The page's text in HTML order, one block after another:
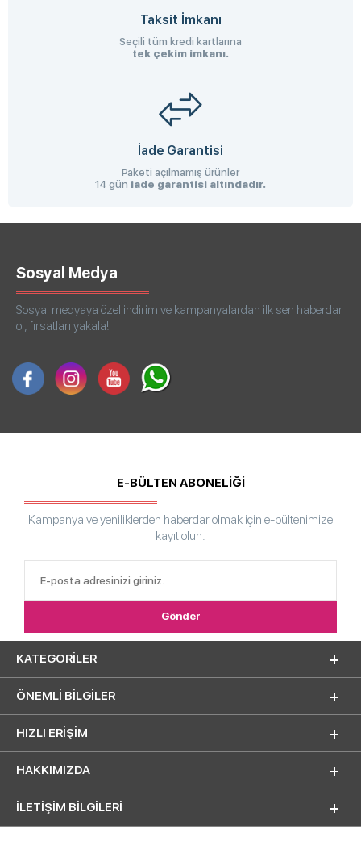
Taksit İmkanı
Seçili tüm kredi kartlarına
tek çekim imkanı.
İade Garantisi
Paketi açılmamış ürünler
14 gün iade garantisi altındadır.
Sosyal Medya
Sosyal medyaya özel indirim ve kampanyalardan ilk sen haberdar
ol, fırsatları yakala!
E-BÜLTEN ABONELİĞİ
Kampanya ve yeniliklerden haberdar olmak için e-bültenimize
kayıt olun.
KATEGORILER
ÖNEMLI BILGILER
HIZLI ERIŞIM
HAKKIMIZDA
İLETİŞİM BİLGİLERİ